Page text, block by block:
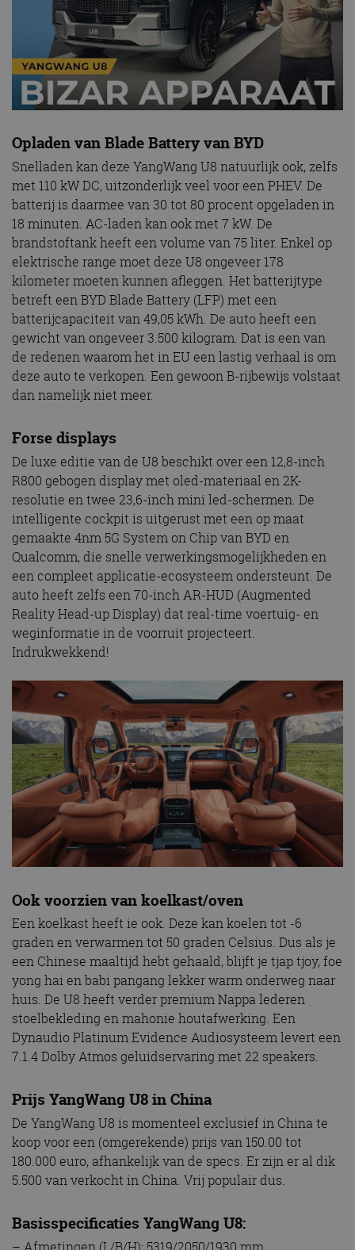
Opladen van Blade Battery van BYD
Snelladen kan deze YangWang U8 natuurlijk ook, zelfs
met 110 kW DC, uitzonderlijk veel voor een PHEV. De
batterij is daarmee van 30 tot 80 procent opgeladen in
18 minuten. AC-laden kan ook met 7 kW. De
brandstoftank heeft een volume van 75 liter. Enkel op
elektrische range moet deze U8 ongeveer 178
kilometer moeten kunnen afleggen. Het batterijtype
betreft een BYD Blade Battery (LFP) met een
batterijcapaciteit van 49,05 kWh. De auto heeft een
gewicht van ongeveer 3.500 kilogram. Dat is een van
de redenen waarom het in EU een lastig verhaal is om
deze auto te verkopen. Een gewoon B-rijbewijs volstaat
dan namelijk niet meer.
Forse displays
De luxe editie van de U8 beschikt over een 12,8-inch
R800 gebogen display met oled-materiaal en 2K-
resolutie en twee 23,6-inch mini led-schermen. De
intelligente cockpit is uitgerust met een op maat
gemaakte 4nm 5G System on Chip van BYD en
Qualcomm, die snelle verwerkingsmogelijkheden en
een compleet applicatie-ecosysteem ondersteunt. De
auto heeft zelfs een 70-inch AR-HUD (Augmented
Reality Head-up Display) dat real-time voertuig- en
weginformatie in de voorruit projecteert.
Indrukwekkend!
Ook voorzien van koelkast/oven
Een koelkast heeft ie ook. Deze kan koelen tot -6
graden en verwarmen tot 50 graden Celsius. Dus als je
een Chinese maaltijd hebt gehaald, blijft je tjap tjoy, foe
yong hai en babi pangang lekker warm onderweg naar
huis. De U8 heeft verder premium Nappa lederen
stoelbekleding en mahonie houtafwerking. Een
Dynaudio Platinum Evidence Audiosysteem levert een
7.1.4 Dolby Atmos geluidservaring met 22 speakers.
Prijs YangWang U8 in China
De YangWang U8 is momenteel exclusief in China te
koop voor een (omgerekende) prijs van 150.00 tot
180.000 euro, afhankelijk van de specs. Er zijn er al dik
5.500 van verkocht in China. Vrij populair dus.
Basisspecificaties YangWang U8: